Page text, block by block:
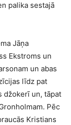
palika sestajā
Jāņa
Ekstroms un
un abas
līdz pat
džokerī un, tāpat
Pēc
Kristians